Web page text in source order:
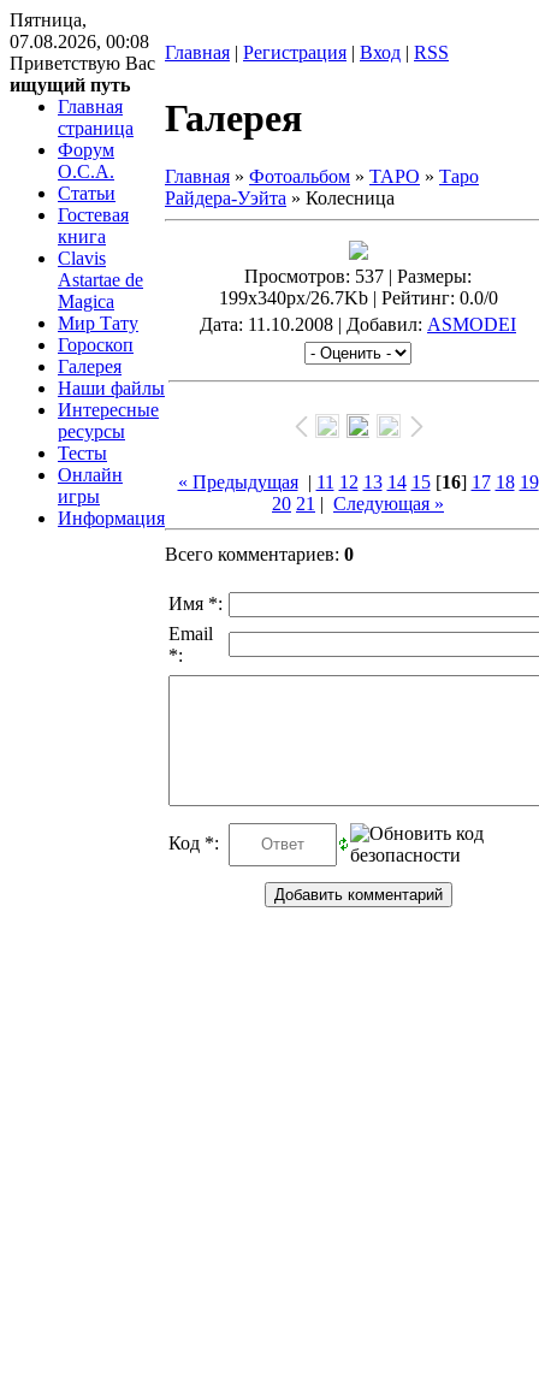
Пятница,
07.08.2026, 00:08
Приветствую Вас
ищущий путь
Главная | Регистрация | Вход | RSS
Главная
страница
Форум
O.C.A.
Статьи
Гостевая
книга
Clavis
Astartae de
Magica
Мир Тату
Гороскоп
Галерея
Наши файлы
Интересные
ресурсы
Тесты
Онлайн
игры
Информация
Галерея
Главная » Фотоальбом » ТАРО » Таро
Райдера-Уэйта » Колесница
Просмотров: 537 | Размеры:
199x340px/26.7Kb | Рейтинг: 0.0/0
Дата: 11.10.2008 | Добавил: ASMODEI
« Предыдущая| 11 12 13 14 15[16] 17 18 19
20 21 | Следующая »
Всего комментариев: 0
Имя *:
Email
*:
Код *: